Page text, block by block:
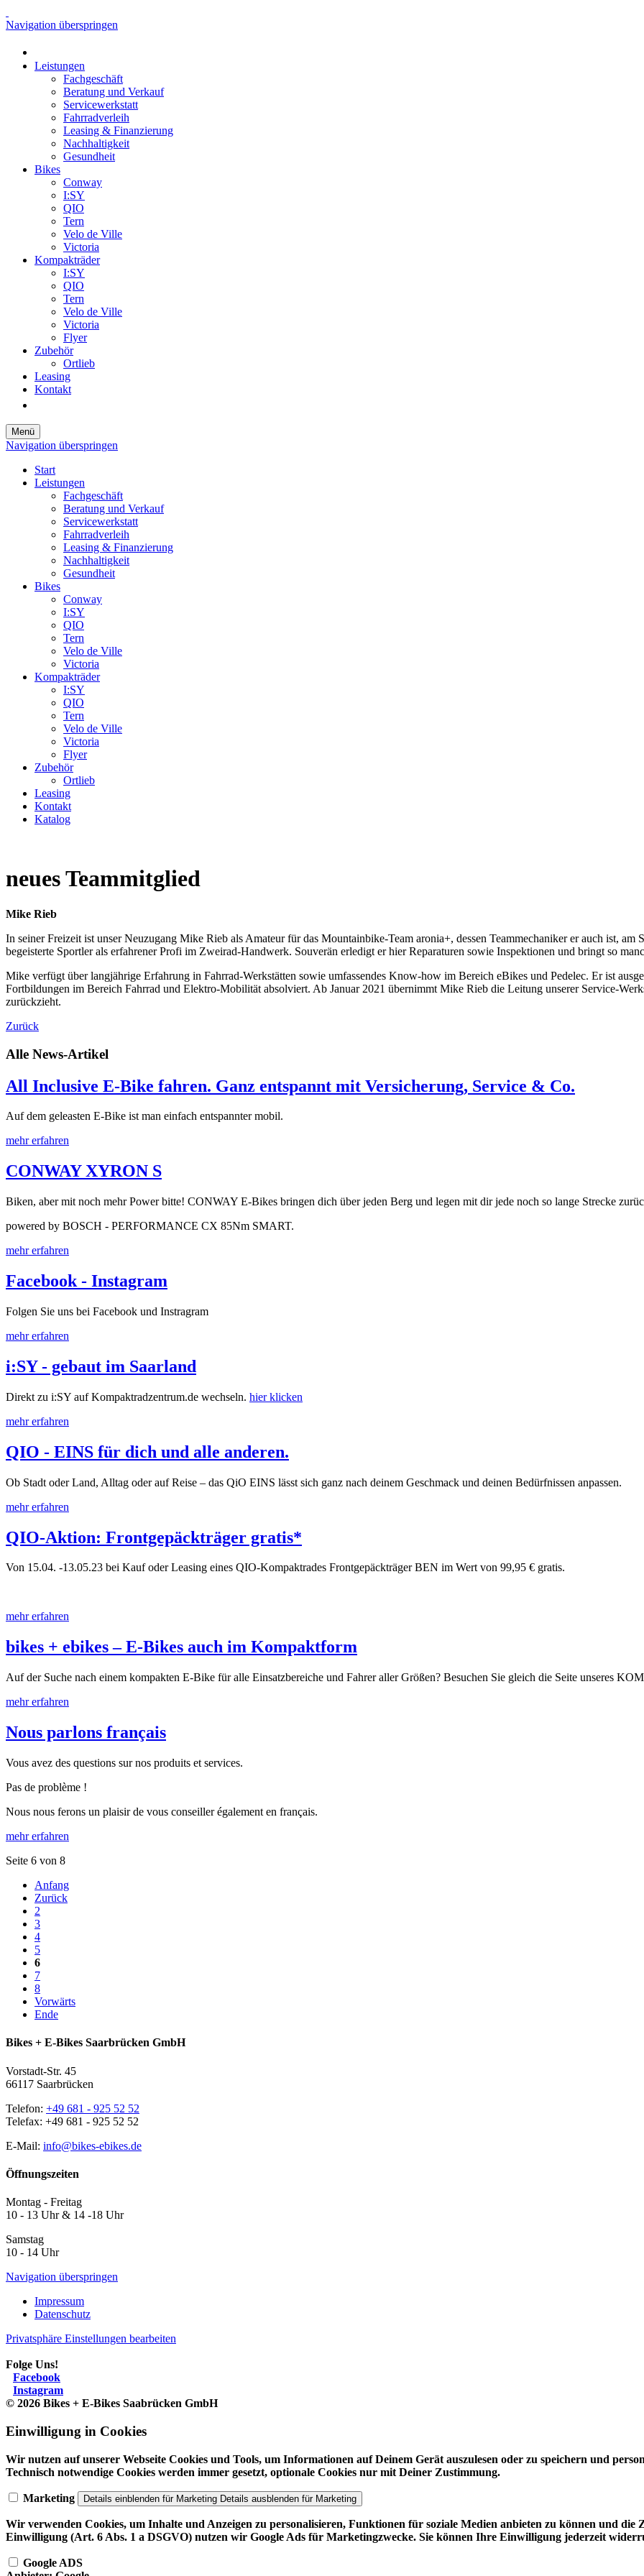
Navigation überspringen
Leistungen
Fachgeschäft
Beratung und Verkauf
Servicewerkstatt
Fahrradverleih
Leasing & Finanzierung
Nachhaltigkeit
Gesundheit
Bikes
Conway
I:SY
QIO
Tern
Velo de Ville
Victoria
Kompakträder
I:SY
QIO
Tern
Velo de Ville
Victoria
Flyer
Zubehör
Ortlieb
Leasing
Kontakt
Menü
Navigation überspringen
Start
Leistungen
Fachgeschäft
Beratung und Verkauf
Servicewerkstatt
Fahrradverleih
Leasing & Finanzierung
Nachhaltigkeit
Gesundheit
Bikes
Conway
I:SY
QIO
Tern
Velo de Ville
Victoria
Kompakträder
I:SY
QIO
Tern
Velo de Ville
Victoria
Flyer
Zubehör
Ortlieb
Leasing
Kontakt
Katalog
neues Teammitglied
Mike Rieb
In seiner Freizeit ist unser Neuzugang Mike Rieb als Amateur für das Mountainbike-Team aronia+, dessen Teammechaniker er auch ist,
begeisterte Sportler als erfahrener Profi im Zweirad-Handwerk. Souverän erledigt er hier Reparaturen sowie Inspektionen und bringt so
Mike verfügt über langjährige Erfahrung in Fahrrad-Werkstätten sowie umfassendes Know-how im Bereich eBikes und Pedelec. Er ist
Fortbildungen im Bereich Fahrrad und Elektro-Mobilität absolviert. Ab Januar 2021 übernimmt Mike Rieb die Leitung unserer Service-
zurückzieht.
Zurück
Alle News-Artikel
All Inclusive E-Bike fahren. Ganz entspannt mit Versicherung, Service & Co.
Auf dem geleasten E-Bike ist man einfach entspannter mobil.
mehr erfahren
CONWAY XYRON S
Biken, aber mit noch mehr Power bitte! CONWAY E-Bikes bringen dich über jeden Berg und legen mit dir jede noch so lange Strecke
powered by BOSCH - PERFORMANCE CX 85Nm SMART.
mehr erfahren
Facebook - Instagram
Folgen Sie uns bei Facebook und Instragram
mehr erfahren
i:SY - gebaut im Saarland
Direkt zu i:SY auf Kompaktradzentrum.de wechseln. hier klicken
mehr erfahren
QIO - EINS für dich und alle anderen.
Ob Stadt oder Land, Alltag oder auf Reise – das QiO EINS lässt sich ganz nach deinem Geschmack und deinen Bedürfnissen anpassen.
mehr erfahren
QIO-Aktion: Frontgepäckträger gratis*
Von 15.04. -13.05.23 bei Kauf oder Leasing eines QIO-Kompaktrades Frontgepäckträger BEN im Wert von 99,95 € gratis.
mehr erfahren
bikes + ebikes – E-Bikes auch im Kompaktform
Auf der Suche nach einem kompakten E-Bike für alle Einsatzbereiche und Fahrer aller Größen? Besuchen Sie gleich die Seite unseres
mehr erfahren
Nous parlons français
Vous avez des questions sur nos produits et services.
Pas de problème !
Nous nous ferons un plaisir de vous conseiller également en français.
mehr erfahren
Seite 6 von 8
Anfang
Zurück
2
3
4
5
6
7
8
Vorwärts
Ende
Bikes + E-Bikes Saarbrücken GmbH
Vorstadt-Str. 45
66117 Saarbrücken
Telefon: +49 681 - 925 52 52
Telefax: +49 681 - 925 52 52
E-Mail: info@bikes-ebikes.de
Öffnungszeiten
Montag - Freitag
10 - 13 Uhr & 14 -18 Uhr
Samstag
10 - 14 Uhr
Navigation überspringen
Impressum
Datenschutz
Privatsphäre Einstellungen bearbeiten
Folge Uns!
Facebook
Instagram
© 2026 Bikes + E-Bikes Saabrücken GmbH
Einwilligung in Cookies
Wir nutzen auf unserer Webseite Cookies und Tools, um Informationen auf Deinem Gerät auszulesen oder zu speichern und
Technisch notwendige Cookies werden immer gesetzt, optionale Cookies nur mit Deiner Zustimmung.
Marketing Details einblenden für Marketing Details ausblenden für Marketing
Wir verwenden Cookies, um Inhalte und Anzeigen zu personalisieren, Funktionen für soziale Medien anbieten zu können und
Einwilligung (Art. 6 Abs. 1 a DSGVO) nutzen wir Google Ads für Marketingzwecke. Sie können Ihre Einwilligung jederzeit
Google ADS